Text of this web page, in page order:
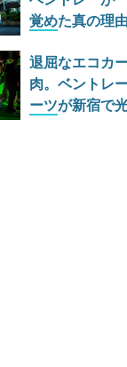
覚めた真の理
退屈なエコカ
肉。ベントレ
ーツが新宿で